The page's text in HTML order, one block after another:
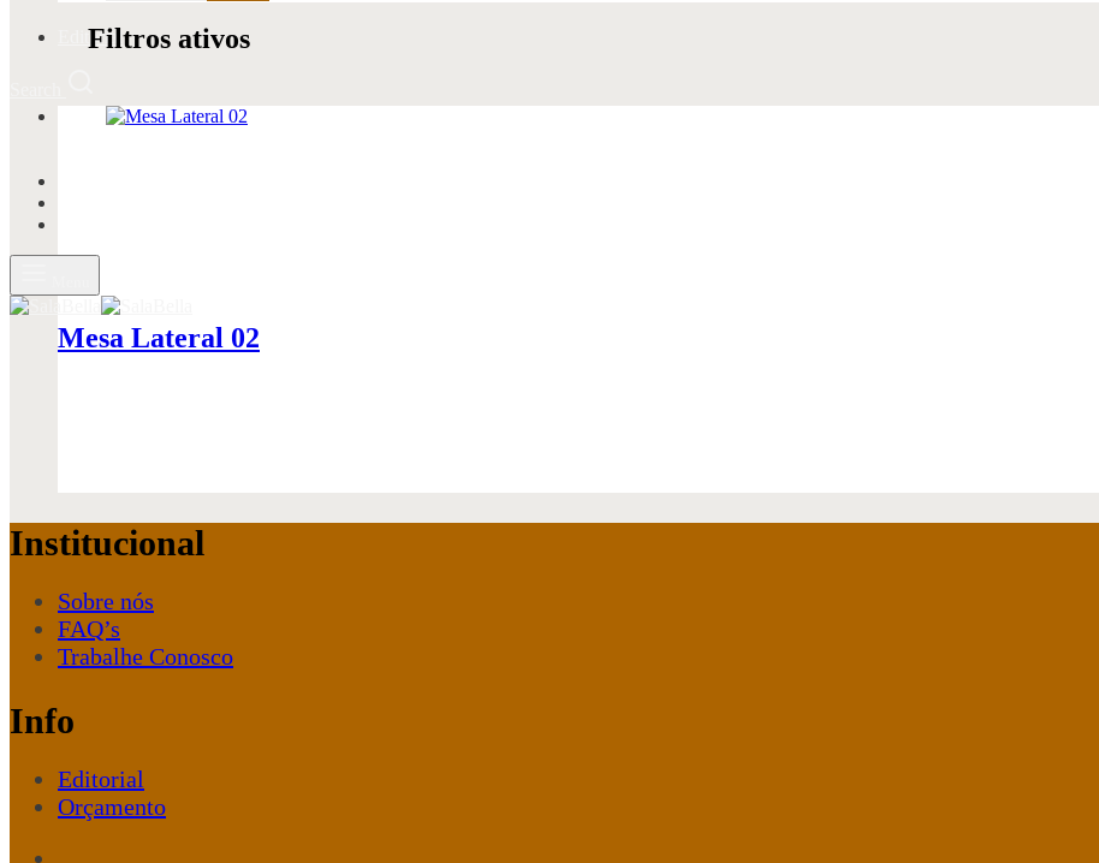
Editorial
Filtros ativos
Mesa Lateral 02
Institucional
Sobre nós
FAQ’s
Trabalhe Conosco
Info
Editorial
Orçamento